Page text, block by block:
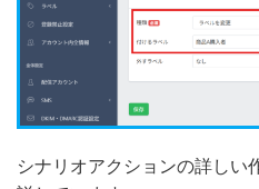
シナリオアクションの詳しい